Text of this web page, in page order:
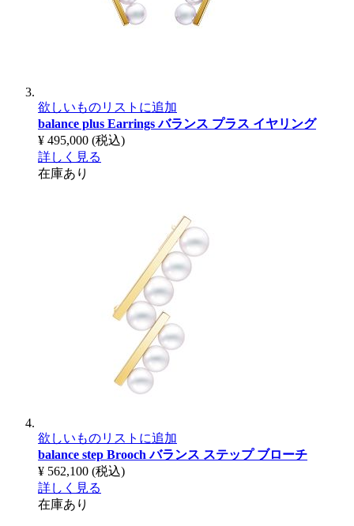
欲しいものリストに追加
balance plus Earringsバランス プラス イヤリング
¥ 495,000 (税込)
詳しく見る
在庫あり
欲しいものリストに追加
balance step Broochバランス ステップ ブローチ
¥ 562,100 (税込)
詳しく見る
在庫あり